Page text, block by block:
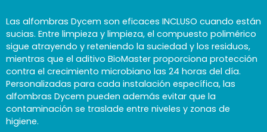
Las alfombras Dycem son eficaces INCLUSO cuando están
sucias. Entre limpieza y limpieza, el compuesto polimérico
sigue atrayendo y reteniendo la suciedad y los residuos,
mientras que el aditivo BioMaster proporciona protección
contra el crecimiento microbiano las 24 horas del día.
Personalizadas para cada instalación específica, las
alfombras Dycem pueden además evitar que la
contaminación se traslade entre niveles y zonas de
higiene.